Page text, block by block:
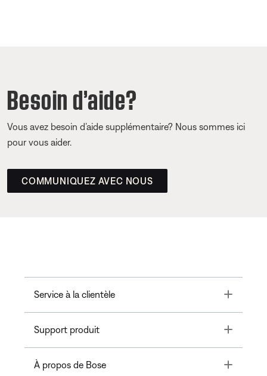
Besoin d’aide?
Vous avez besoin d’aide supplémentaire? Nous sommes ici
pour vous aider.
COMMUNIQUEZ AVEC NOUS
Service à la clientèle Toggle
Support produit Toggle
À propos de Bose Toggle